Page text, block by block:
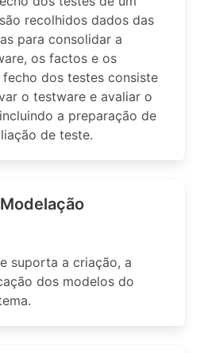
recolhidos dados das
para consolidar a
os factos e os
fecho dos testes consiste
o testware e avaliar o
a preparação de
de teste.
suporta a criação, a
dos modelos do